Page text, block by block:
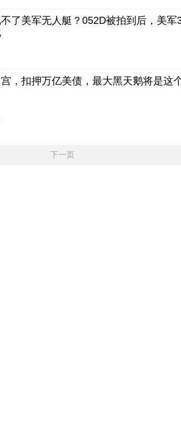
了美军无人艇？052D被拍到后，美
，扣押万亿美债，最大黑天鹅将是这
下一页